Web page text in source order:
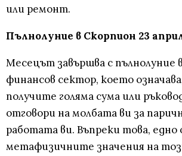
или ремонт.
Пълнолуние в Скорпион 23
Месецът завършва с пълнолуние
финансов сектор, което
получите голяма сума или
отговори на молбата ви за
работата ви. Въпреки това, едно
метафизичните значения на